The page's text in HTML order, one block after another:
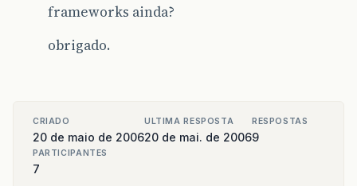
frameworks ainda?
obrigado.
CRIADO
20 de maio de 2006
ULTIMA RESPOSTA
20 de mai. de 2006
RESPOSTAS
9
PARTICIPANTES
7